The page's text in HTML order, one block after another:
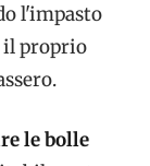
l'impasto
il proprio
le bolle